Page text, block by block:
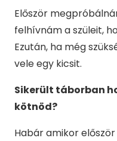
Először
felhívnám a szüleit,
Ezután, ha még
vele egy kicsit.
Sikerült táborban
kötnöd?
Habár amikor